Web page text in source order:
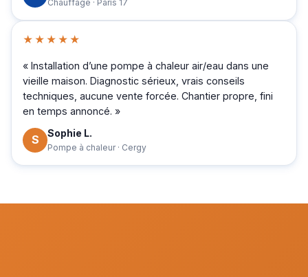
Chauffage · Paris 17
★★★★★
« Installation d’une pompe à chaleur air/eau dans une
vieille maison. Diagnostic sérieux, vrais conseils
techniques, aucune vente forcée. Chantier propre, fini
en temps annoncé. »
S Sophie L.
Pompe à chaleur · Cergy